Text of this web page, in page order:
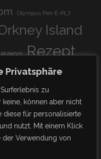
Privatsphäre
zu
können aber nicht
diese für personalisierte
nutzt. Mit einem Klick
der Verwendung von
Olympus Pen E-PL7
Island
Rezept
Scotland
woooohoooo!!!!
♥